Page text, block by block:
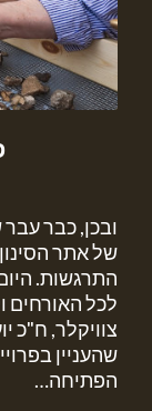
ובכן, כבר
של אתר
התרגשות.
לכל האורחים
צוויקלר, ח"כ
שהעניין
הפתיחה…